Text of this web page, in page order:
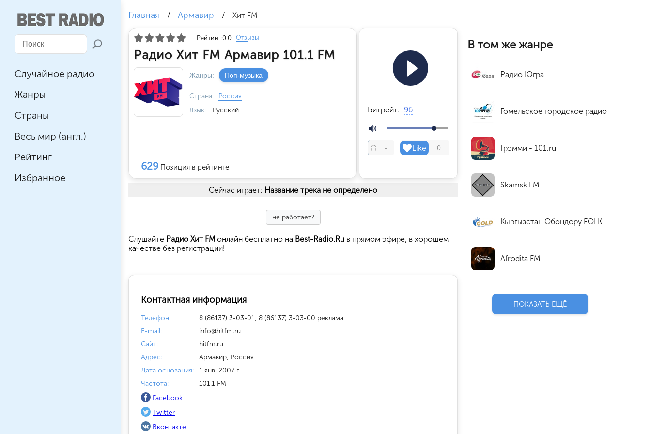
Случайное радио
Жанры
Страны
Весь мир (англ.)
Рейтинг
Избранное
Главная / Армавир / Хит FM
Рейтинг:0.0 Отзывы
Радио Хит FM Армавир 101.1 FM
Жанры: Поп-музыка
Страна:
Россия
Язык:
Русский Битрейт: 96
- Like 0
629 Позиция в рейтинге
Сейчас играет: Название трека не определено
не работает?
Cлушайте Радио Хит FM онлайн бесплатно на Best-Radio.Ru в прямом эфире, в хорошем
качестве без регистрации!
Контактная информация
Телефон:
8 (86137) 3-03-01, 8 (86137) 3-03-00 реклама
E-mail:
info@hitfm.ru
Сайт:
hitfm.ru
Адрес:
Армавир, Россия
Дата основания:
1 янв. 2007 г.
Частота:
101.1 FM
Facebook
Twitter
Вконтакте
В том же жанре
Радио Югра
Гомельское городское радио
Грэмми - 101.ru
Skamsk FM
Кыргызстан Обондору FOLK
Afrodita FM
ПОКАЗАТЬ ЕЩЁ